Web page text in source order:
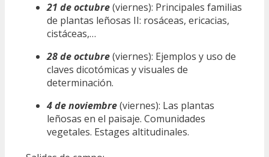
21 de octubre(viernes): Principales familias
de plantas leñosas II: rosáceas, ericacias,
cistáceas,…
28 de octubre(viernes): Ejemplos y uso de
claves dicotómicas y visuales de
determinación.
4 de noviembre(viernes): Las plantas
leñosas en el paisaje. Comunidades
vegetales. Estages altitudinales.